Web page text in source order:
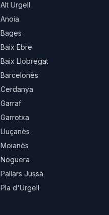
Alt Urgell
Anoia
Bages
Baix Ebre
Baix Llobregat
Barcelonès
Cerdanya
Garraf
Garrotxa
Lluçanès
Moianès
Noguera
Pallars Jussà
Pla d'Urgell